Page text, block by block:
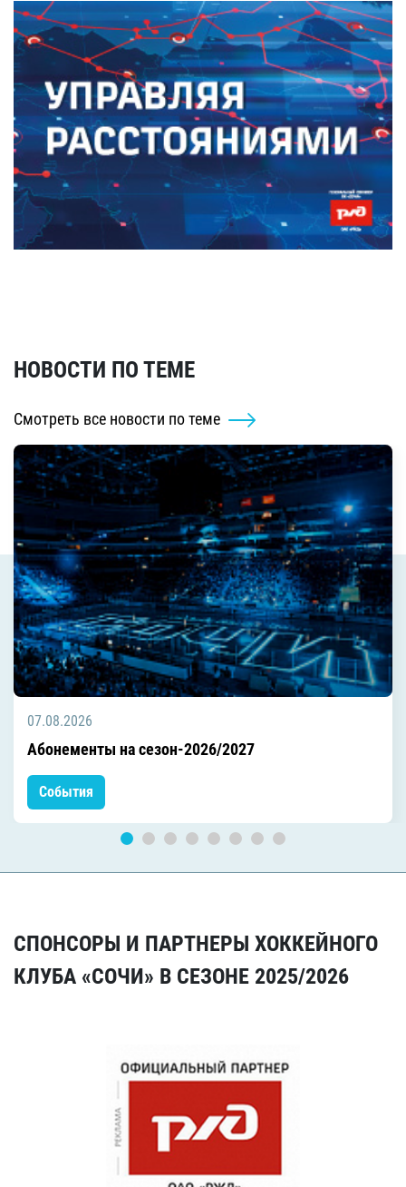
НОВОСТИ ПО ТЕМЕ
Смотреть все новости по теме
07.08.2026
Абонементы на сезон-2026/2027
События
СПОНСОРЫ И ПАРТНЕРЫ ХОККЕЙНОГО
КЛУБА «СОЧИ» В СЕЗОНЕ 2025/2026